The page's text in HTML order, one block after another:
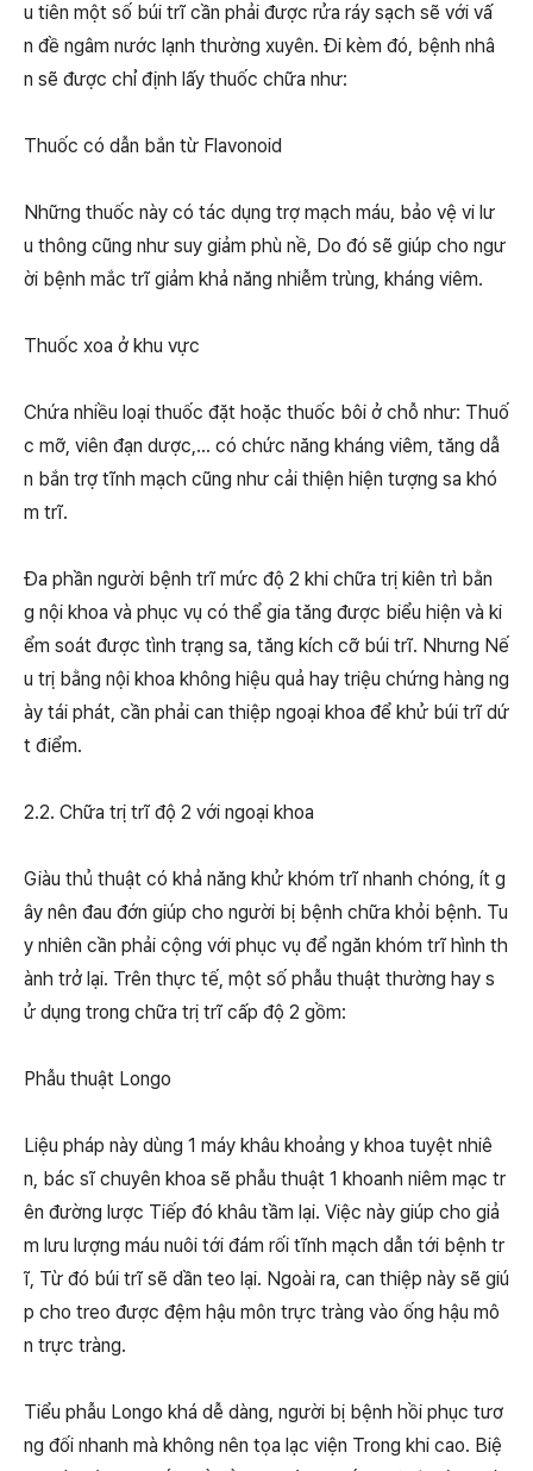
u tiên một số búi trĩ cần phải được rửa ráy sạch sẽ với vấ
n đề ngâm nước lạnh thường xuyên. Đi kèm đó, bệnh nhâ
n sẽ được chỉ định lấy thuốc chữa như:
Thuốc có dẫn bắn từ Flavonoid
Những thuốc này có tác dụng trợ mạch máu, bảo vệ vi lư
u thông cũng như suy giảm phù nề, Do đó sẽ giúp cho ngư
ời bệnh mắc trĩ giảm khả năng nhiễm trùng, kháng viêm.
Thuốc xoa ở khu vực
Chứa nhiều loại thuốc đặt hoặc thuốc bôi ở chỗ như: Thuố
c mỡ, viên đạn dược,… có chức năng kháng viêm, tăng dẫ
n bắn trợ tĩnh mạch cũng như cải thiện hiện tượng sa khó
m trĩ.
Đa phần người bệnh trĩ mức độ 2 khi chữa trị kiên trì bằn
g nội khoa và phục vụ có thể gia tăng được biểu hiện và ki
ểm soát được tình trạng sa, tăng kích cỡ búi trĩ. Nhưng Nế
u trị bằng nội khoa không hiệu quả hay triệu chứng hàng ng
ày tái phát, cần phải can thiệp ngoại khoa để khử búi trĩ dứ
t điểm.
2.2. Chữa trị trĩ độ 2 với ngoại khoa
Giàu thủ thuật có khả năng khử khóm trĩ nhanh chóng, ít g
ây nên đau đớn giúp cho người bị bệnh chữa khỏi bệnh. Tu
y nhiên cần phải cộng với phục vụ để ngăn khóm trĩ hình th
ành trở lại. Trên thực tế, một số phẫu thuật thường hay s
ử dụng trong chữa trị trĩ cấp độ 2 gồm:
Phẫu thuật Longo
Liệu pháp này dùng 1 máy khâu khoảng y khoa tuyệt nhiê
n, bác sĩ chuyên khoa sẽ phẫu thuật 1 khoanh niêm mạc tr
ên đường lược Tiếp đó khâu tầm lại. Việc này giúp cho giả
m lưu lượng máu nuôi tới đám rối tĩnh mạch dẫn tới bệnh tr
ĩ, Từ đó búi trĩ sẽ dần teo lại. Ngoài ra, can thiệp này sẽ giú
p cho treo được đệm hậu môn trực tràng vào ống hậu mô
n trực tràng.
Tiểu phẫu Longo khá dễ dàng, người bị bệnh hồi phục tươ
ng đối nhanh mà không nên tọa lạc viện Trong khi cao. Biệ